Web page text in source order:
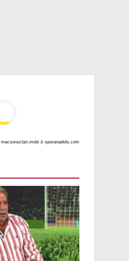
macsonuclari.mobi & sporanadolu.com